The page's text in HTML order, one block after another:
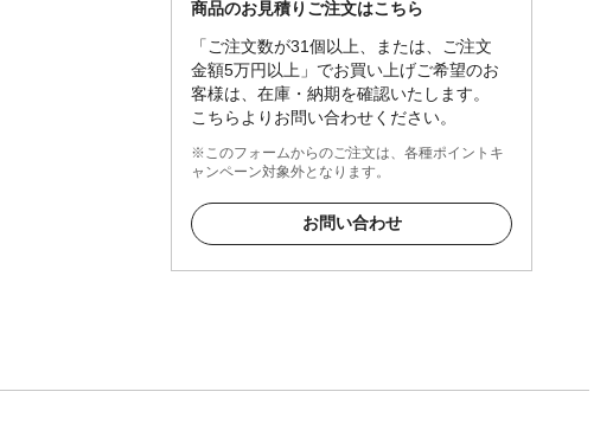
商品のお見積りご注文はこちら
「ご注文数が31個以上、または、ご注文
金額5万円以上」でお買い上げご希望のお
客様は、在庫・納期を確認いたします。
こちらよりお問い合わせください。
※このフォームからのご注文は、各種ポイントキ
ャンペーン対象外となります。
お問い合わせ